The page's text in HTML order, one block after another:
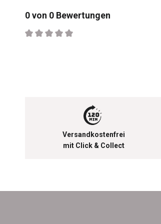
0 von 0 Bewertungen
Durchschnittliche Bewertung von 0 von
Versandkostenfrei
mit Click & Collect